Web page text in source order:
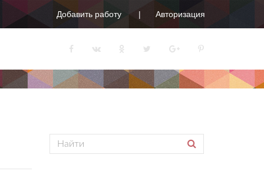
Добавить работу Авторизация